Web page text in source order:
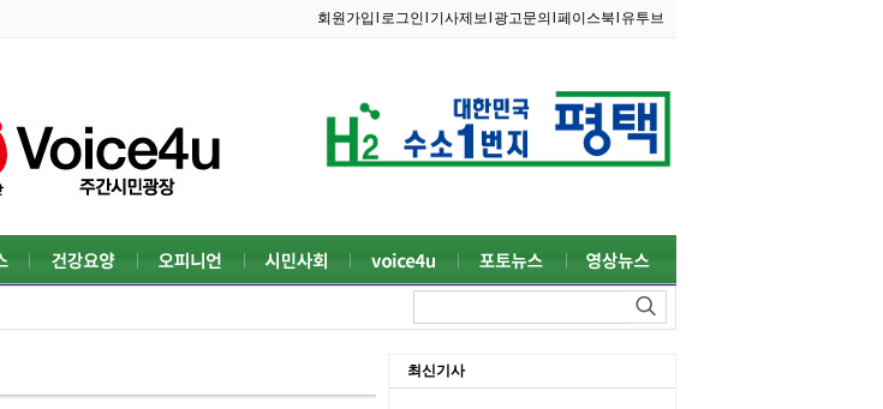
회원가입 로그인 기사제보 광고문의 l페이스북 유투브
최신기사